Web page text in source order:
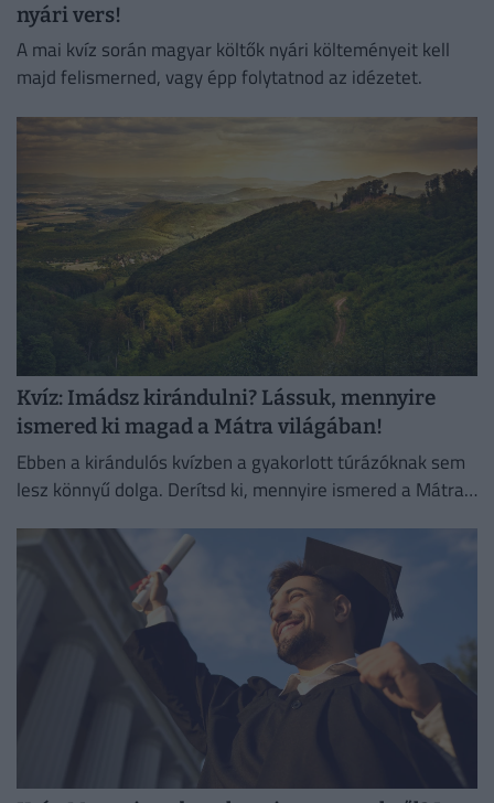
nyári vers!
A mai kvíz során magyar költők nyári költeményeit kell
majd felismerned, vagy épp folytatnod az idézetet.
Kvíz: Imádsz kirándulni? Lássuk, mennyire
ismered ki magad a Mátra világában!
Ebben a kirándulós kvízben a gyakorlott túrázóknak sem
lesz könnyű dolga. Derítsd ki, mennyire ismered a Mátra